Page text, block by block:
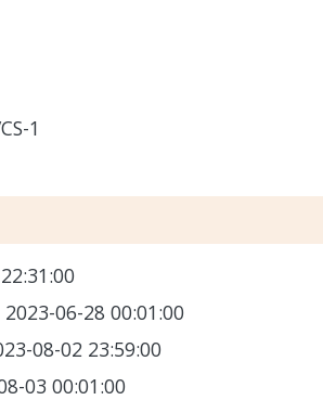
1
2023-06-28 00:01:00
08-02 23:59:00
03 00:01:00